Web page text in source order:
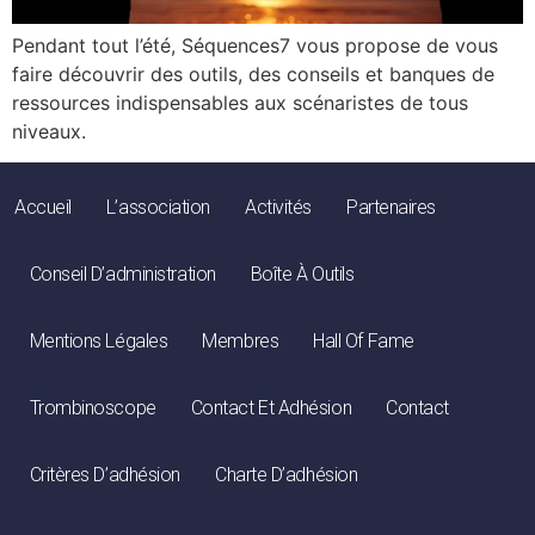
Pendant tout l’été, Séquences7 vous propose de vous
faire découvrir des outils, des conseils et banques de
ressources indispensables aux scénaristes de tous
niveaux.
Accueil L’association Activités Partenaires
Conseil D’administration Boîte À Outils
Mentions Légales Membres Hall Of Fame
Trombinoscope Contact Et Adhésion Contact
Critères D’adhésion Charte D’adhésion